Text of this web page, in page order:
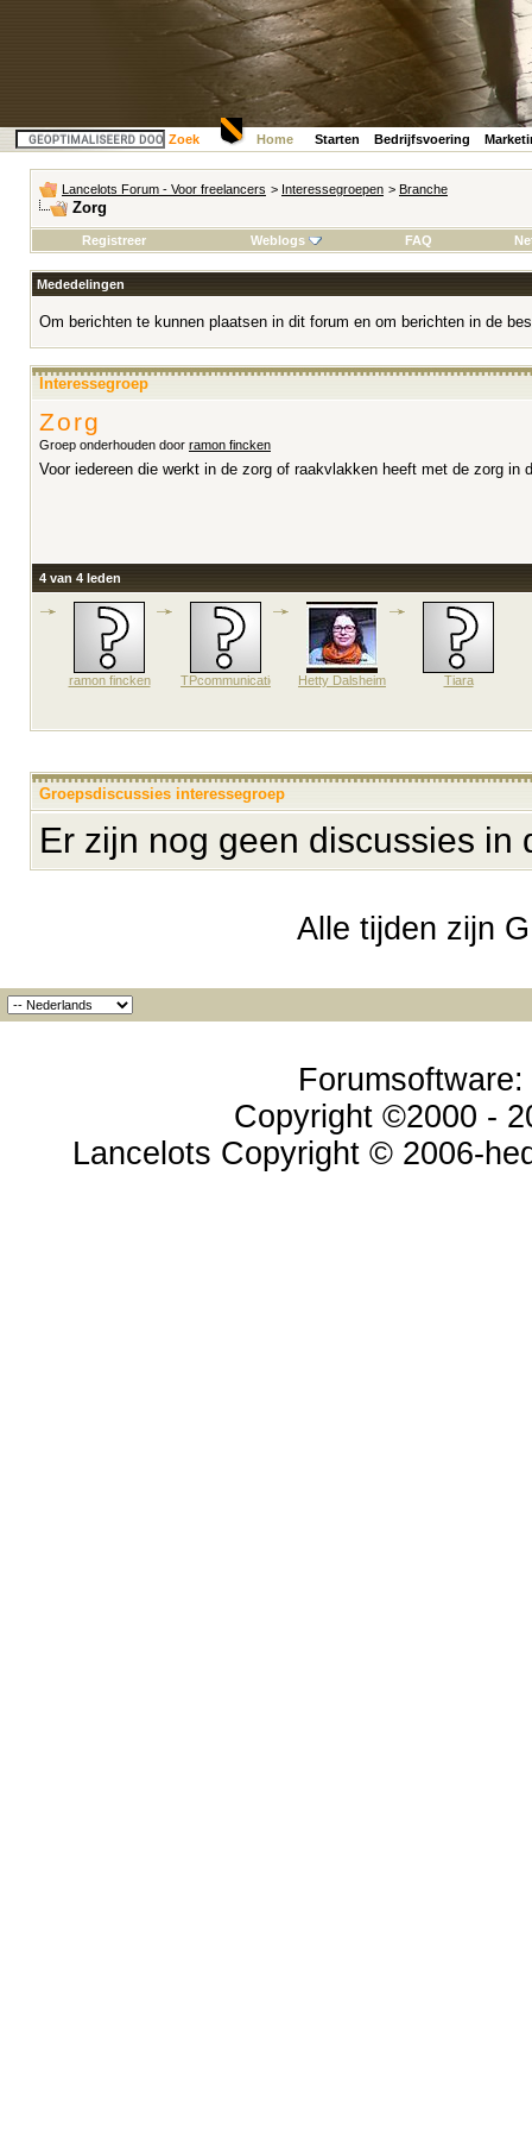
Zoek Home Starten Bedrijfsvoering
Lancelots Forum - Voor freelancers > Interessegroepen > Branche
Zorg
Registreer Weblogs FAQ
Mededelingen
Om berichten te kunnen plaatsen in dit forum en om berichten in de
Interessegroep
Zorg
Groep onderhouden door ramon fincken
Voor iedereen die werkt in de zorg of raakvlakken heeft met de zorg in
4 van 4 leden
ramon fincken TPcommunicatie Hetty Dalsheim Tiara
Groepsdiscussies interessegroep
Er zijn nog geen discussies in
Alle tijden zijn
Copyright ©2000 -
Lancelots Copyright © 2006-